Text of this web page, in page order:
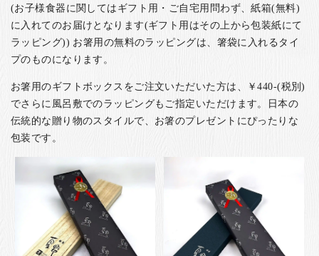
(お子様食器に関してはギフト用・ご自宅用問わず、紙箱(無料)
に入れてのお届けとなります(ギフト用はその上から包装紙にて
ラッピング)) お箸用の無料のラッピングは、箸袋に入れるタイ
プのものになります。
お箸用のギフトボックスをご注文いただいた方は、￥440-(税別)
でさらに風呂敷でのラッピングもご指定いただけます。日本の
伝統的な贈り物のスタイルで、お箸のプレゼントにぴったりな
包装です。